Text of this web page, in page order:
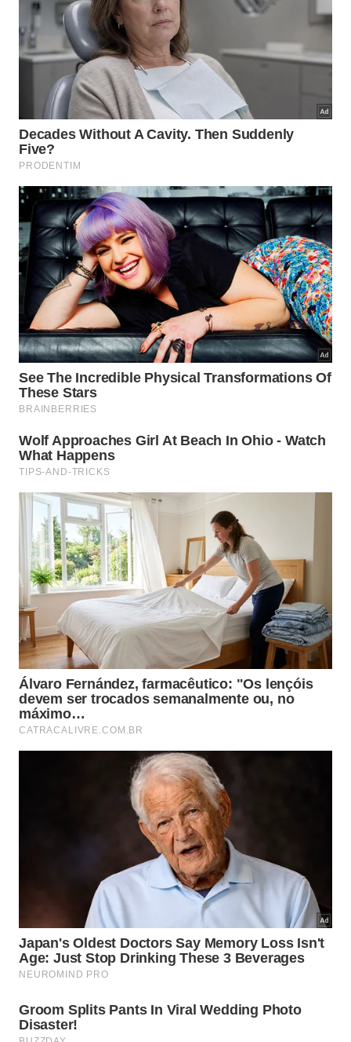
estilo cotidiano prioriza conexões humanas
verdadeiras e reduz o estresse diário, consolidando
Arenillas como um refúgio acolhedor dotado de
excelente infraestrutura de trabalho local
vida rural.
Além da isenção de aluguéis convencionais, os
novos habitantes contam com auxílio integrado
para o pleno desenvolvimento de pequenas oficinas
Esse suporte continuado garante estabilidade
financeira para os recém-chegados que buscam
construir uma sólida trajetória profissional longe da
temida correria urbanae do
estrutural.
Abaixo, um vídeo docanal VIVE TU PUEBLO no
que aprofunda os pontos discutidos neste